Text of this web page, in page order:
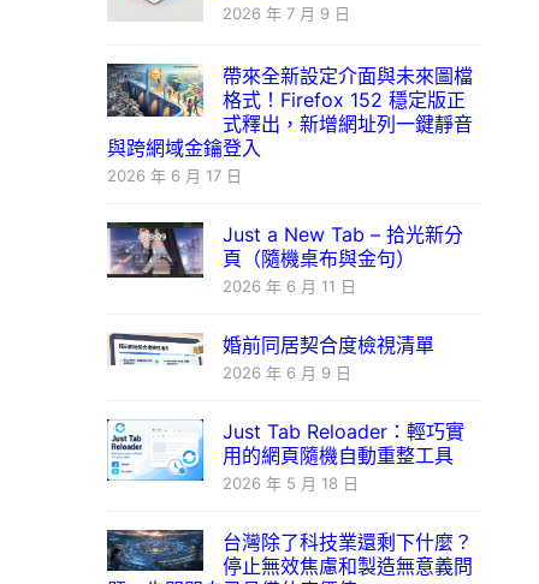
2026 年 7 月 9 日
帶來全新設定介面與未來圖檔
格式！Firefox 152 穩定版正
式釋出，新增網址列一鍵靜音
與跨網域金鑰登入
2026 年 6 月 17 日
Just a New Tab – 拾光新分
頁（隨機桌布與金句）
2026 年 6 月 11 日
婚前同居契合度檢視清單
2026 年 6 月 9 日
Just Tab Reloader：輕巧實
用的網頁隨機自動重整工具
2026 年 5 月 18 日
台灣除了科技業還剩下什麼？
停止無效焦慮和製造無意義問